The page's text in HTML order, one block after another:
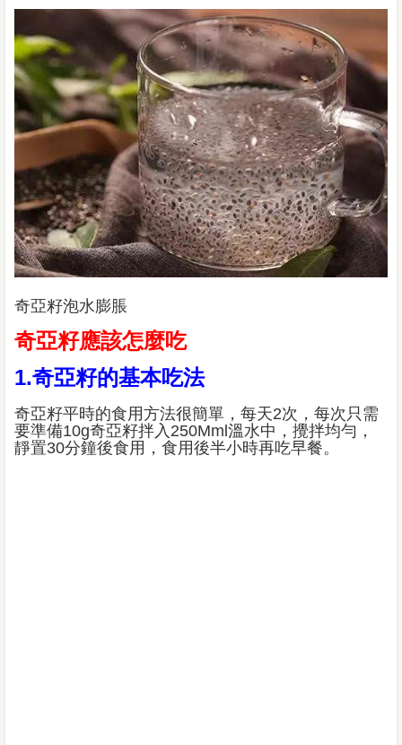
奇亞籽泡水膨脹
奇亞籽應該怎麼吃
1.奇亞籽的基本吃法
奇亞籽平時的食用方法很簡單，每天2次，每次只需
要準備10g奇亞籽拌入250Mml溫水中，攪拌均勻，
靜置30分鐘後食用，食用後半小時再吃早餐。